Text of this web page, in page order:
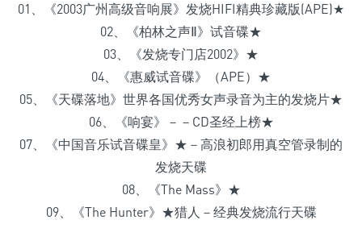
01、《2003广州高级音响展》发烧HIFI精典珍藏版(APE)★
02、《柏林之声Ⅱ》试音碟★
03、《发烧专门店2002》★
04、《惠威试音碟》（APE）★
05、《天碟落地》世界各国优秀女声录音为主的发烧片★
06、《响宴》－－CD圣经上榜★
07、《中国音乐试音碟皇》★－高浪初郎用真空管录制的
发烧天碟
08、《The Mass》★
09、《The Hunter》★猎人－经典发烧流行天碟